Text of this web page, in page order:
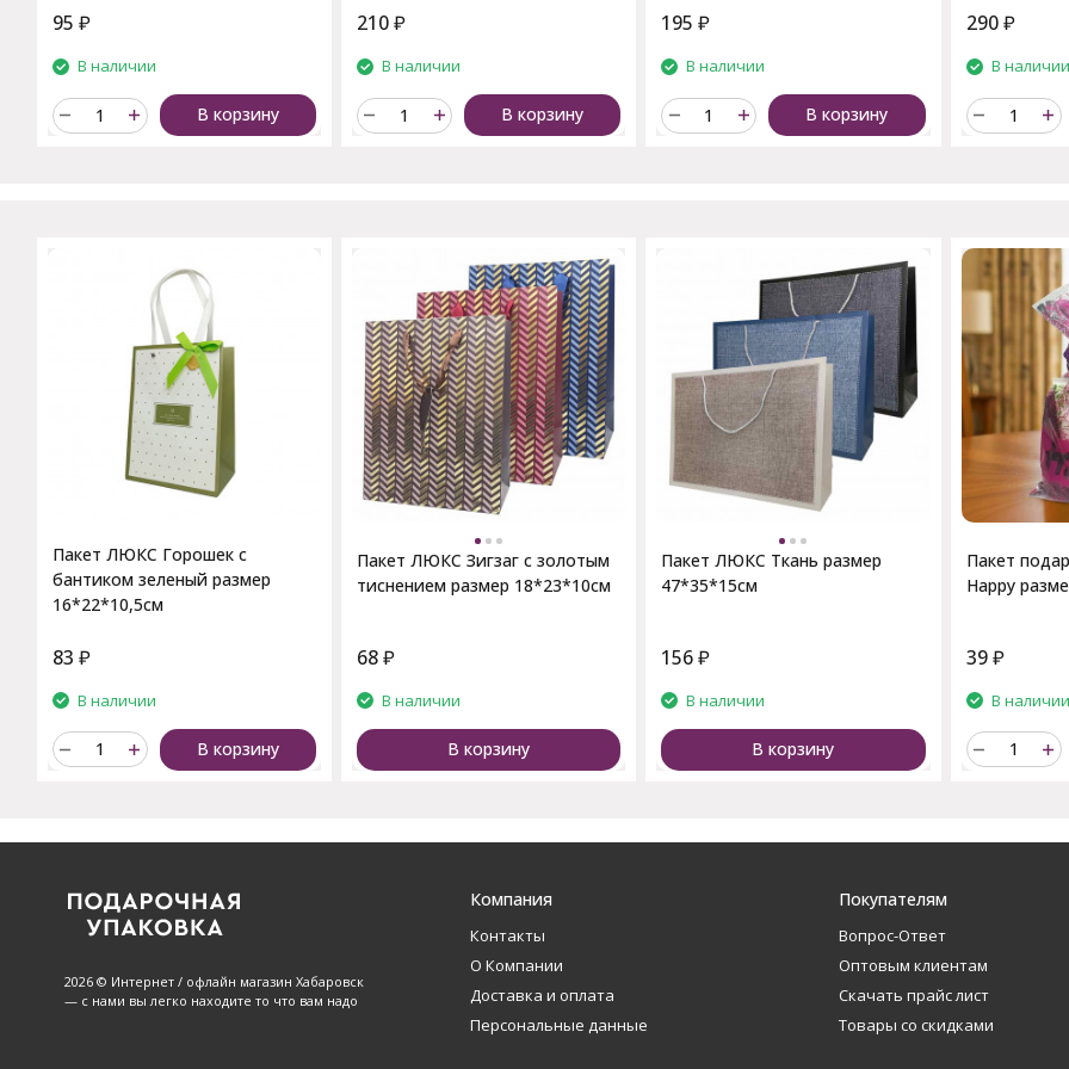
95 ₽
В наличии
В корзину
210₽
В наличии
В корзину
195 ₽
В наличии
В корзину
290₽
В наличии
Пакет ЛЮКС Горошек с
бантиком зеленый размер
16*22*10,5см
83 ₽
В наличии
В корзину
Пакет ЛЮКС Зигзаг с золотым
тиснением размер 18*23*10см
68₽
В наличии
В корзину
Пакет ЛЮКС Ткань размер
47*35*15см
156₽
В наличии
В корзину
Пакет
Happy
39₽
В наличии
2026 © Интернет / офлайн магазин Хабаровск
— с нами вы легко находите то что вам надо
Компания
Контакты
О Компании
Доставка и оплата
Персональные данные
Покупателям
Вопрос-Ответ
Оптовым клиентам
Скачать прайс лист
Товары со скидками